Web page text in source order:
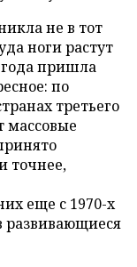
не в тот
ноги растут
года пришла
по
третьего
массовые
точнее,
еще с 1970-х
развивающиеся